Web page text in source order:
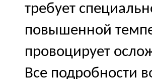
требует
повышенной
провоцирует
Все подробности